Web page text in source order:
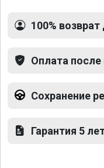
100% возврат
Оплата после
Сохранение
Гарантия 5